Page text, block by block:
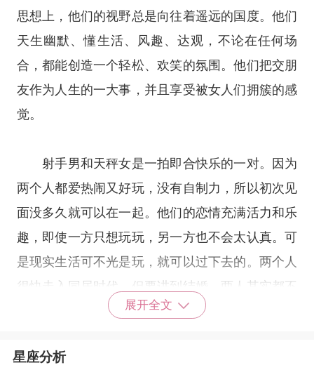
思想上，他们的视野总是向往着遥远的国度。他们
天生幽默、懂生活、风趣、达观，不论在任何场
合，都能创造一个轻松、欢笑的氛围。他们把交朋
友作为人生的一大事，并且享受被女人们拥簇的感
觉。
射手男和天秤女是一拍即合快乐的一对。因为
两个人都爱热闹又好玩，没有自制力，所以初次见
面没多久就可以在一起。他们的恋情充满活力和乐
趣，即使一方只想玩玩，另一方也不会太认真。可
是现实生活可不光是玩，就可以过下去的。两个人
很快走入同居时代，但要讲到结婚，两人其实都不
太热衷，也没长远的计划及想法。
两个人得过且过的心态让人别人很不看好。但
展开全文
星座分析